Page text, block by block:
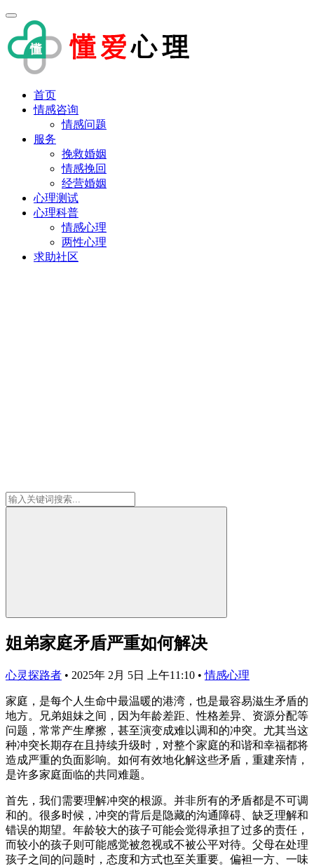
首页
情感咨询
情感问题
服务
挽救婚姻
情感挽回
经营婚姻
心理测试
心理科普
情感心理
两性心理
求助社区
姐弟家庭矛盾严重如何解决
心灵探路者 • 2025年 2月 5日 上午11:10 • 情感心理
家庭，是每个人生命中最温暖的港湾，也是最容易滋生矛盾的
地方。兄弟姐妹之间，因为年龄差距、性格差异、资源分配等
问题，常常产生摩擦，甚至演变成难以调和的冲突。尤其当这
种冲突长期存在且持续升级时，对整个家庭的和谐和幸福都将
造成严重的负面影响。如何有效地化解这些矛盾，重建亲情，
是许多家庭面临的共同难题。
首先，我们需要理解冲突的根源。并非所有的矛盾都是不可调
和的。很多时候，冲突的背后是隐藏的沟通障碍、缺乏理解和
错误的期望。年龄较大的孩子可能会觉得承担了过多的责任，
而较小的孩子则可能感觉被忽视或不被公平对待。父母在处理
孩子之间的问题时，态度和方式也至关重要。偏袒一方、一味